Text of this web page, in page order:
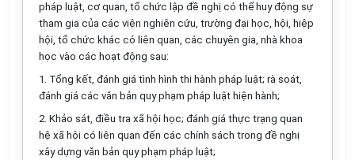
pháp luật, cơ quan, tổ chức lập đề nghị có thể huy động sự
tham gia của các viện nghiên cứu, trường đại học, hội, hiệp
hội, tổ chức khác có liên quan, các chuyên gia, nhà khoa
học vào các hoạt động sau:
1. Tổng kết, đánh giá tình hình thi hành pháp luật; rà soát,
đánh giá các văn bản quy phạm pháp luật hiện hành;
2. Khảo sát, điều tra xã hội học; đánh giá thực trạng quan
hệ xã hội có liên quan đến các chính sách trong đề nghị
xây dựng văn bản quy phạm pháp luật;